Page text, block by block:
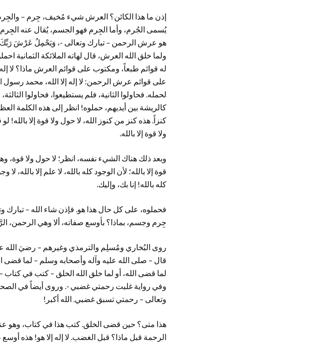
إذن ما هذا الكائن؟ العرش شيء مُخيف، جِرم –
يُسمى الجُرم، وأما الجِرم فهو الجسم، يُقال عنه
هو عرش الرحمن – تبارك وتعالى -، وَيَحْمِلُ عَرْشَ رَبِّكَ
ولما خلق الله العرش، قال لهاته الملائكة الثمانية
له قوائم طبعاً، ومكتوب على قوائم العرش ماذا؟ لا
على قوائم عرش الرحمن: لا إله إلا الله، محمد رسول
لحمله. فحاولوا الثانية، فلم يستطيعوا، فحاولوا
كالريشة بين أيديهم، حملوه! انظر إلى هذه الكلمة
كنزاً. هذه كنز من كنوز الله، لا حول ولا قوة إلا بالله!
ولا قوة إلا بالله.
وبعد ذلك هناك الشيء نفسه، انظر؛ لا حول ولا قوة،
قوة إلا بالله؛ لأن الوجود كله بالله، لا علم إلا بالله،
كله بالله! إنا بك، وإليك.
فحملوه، على كل حال هذا هو. فإذن شاء الله – تبارك
جِرم وجسم، بماذا؟ بأوسع صفاته، ألا وهي الرحمن،
روى البُخاري ومُسلِم والترمذي وغيرهم – رضيَ الله
قال – صلى الله عليه وآله وأصحابه وسلم – لما قضى
لما قضى الله، أو لما خلق الله الخلق – كتب في
وفي رواية غلبت رحمتي غضبي -. وروى أيضاً في
وتعالى – رحمتي تسبق غضبي. الله أكبر!
هذا متى؟ حين قضى الخلق. كتب هذا في كتاب، وهو
الرحمة قبل ماذا؟ قبل الغضب. لا إله إلا هو! هذه